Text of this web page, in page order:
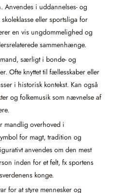
Anvendes i uddannelses- og
eller sportsliga for
en vis ungdommelighed og
sammenhænge.
særligt i bonde- og
Ofte knyttet til fællesskaber eller
i historisk kontekst. Kan også
og folkemusik som nævnelse af
mandlig overhoved i
for magt, tradition og
anvendes om den mest
inden for et felt, fx sportens
konge.
for at styre mennesker og